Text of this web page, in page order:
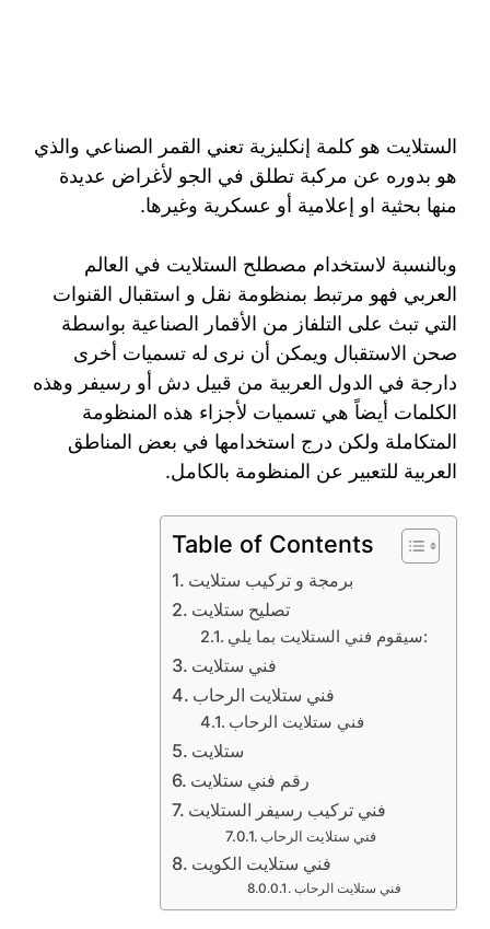
الستلايت هو كلمة إنكليزية تعني القمر الصناعي والذي
هو بدوره عن مركبة تطلق في الجو لأغراض عديدة
منها بحثية او إعلامية أو عسكرية وغيرها.
وبالنسبة لاستخدام مصطلح الستلايت في العالم
العربي فهو مرتبط بمنظومة نقل و استقبال القنوات
التي تبث على التلفاز من الأقمار الصناعية بواسطة
صحن الاستقبال ويمكن أن نرى له تسميات أخرى
دارجة في الدول العربية من قبيل دش أو رسيفر وهذه
الكلمات أيضاً هي تسميات لأجزاء هذه المنظومة
المتكاملة ولكن درج استخدامها في بعض المناطق
العربية للتعبير عن المنظومة بالكامل.
Table of Contents
برمجة و تركيب ستلايت
تصليح ستلايت
سيقوم فني الستلايت بما يلي:
فني ستلايت
فني ستلايت الرحاب
فني ستلايت الرحاب
ستلايت
رقم فني ستلايت
فني تركيب رسيفر الستلايت
فني ستلايت الرحاب
فني ستلايت الكويت
فني ستلايت الرحاب